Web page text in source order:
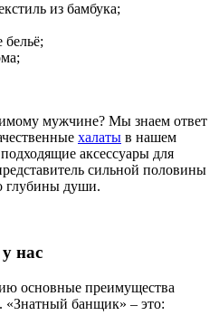
из бамбука;
бельё;
мужчине? Мы знаем ответ
халаты в нашем
аксессуары для
сильной половины
глубины души.
нас
основные преимущества
банщик» – это: